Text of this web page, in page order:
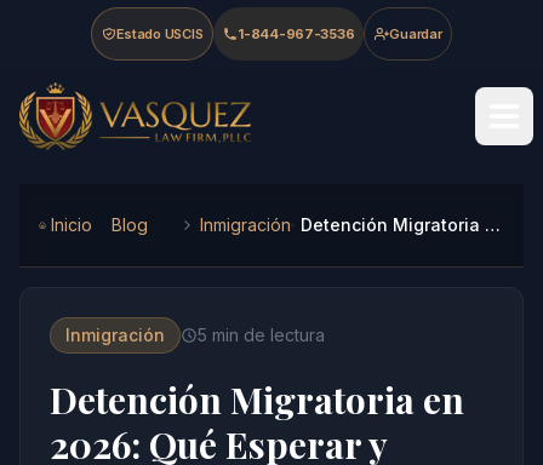
Skip to main content
Skip to navigation
Skip to footer
Estado USCIS 1-844-967-3536 Guardar
Vasquez Law Firm - Home
Inicio Blog Inmigración Detención Migratoria en 2026: Qué Esperar y Cómo Defender Tus Derechos
Inmigración 5 min de lectura
Detención Migratoria en
2026: Qué Esperar y